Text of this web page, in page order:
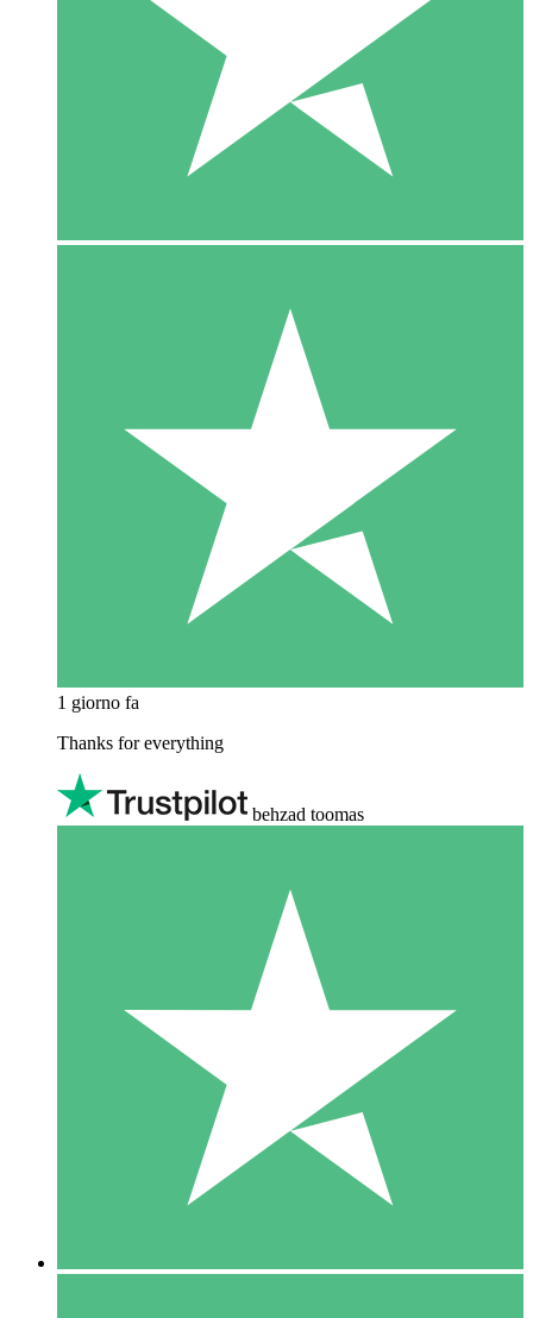
1 giorno fa
Thanks for everything
behzad toomas